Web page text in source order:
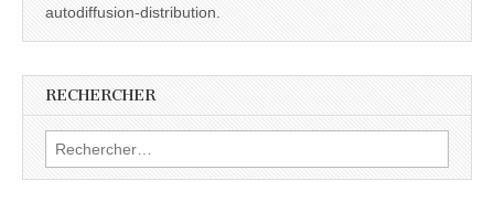
autodiffusion-distribution.
RECHERCHER
Rechercher :